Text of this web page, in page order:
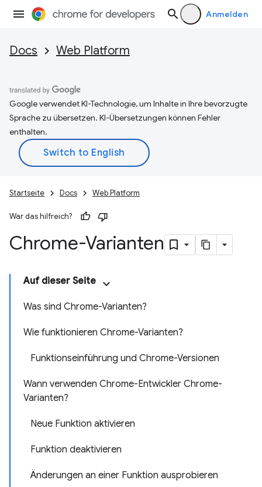
Anmelden
Docs Web Platform
Google verwendet KI-Technologie, um Inhalte in Ihre bevorzugte
Sprache zu übersetzen. KI-Übersetzungen können Fehler
enthalten.
Startseite Docs Web Platform
War das hilfreich?
Chrome-Varianten
Auf dieser Seite
Was sind Chrome-Varianten?
Wie funktionieren Chrome-Varianten?
Funktionseinführung und Chrome-Versionen
Wann verwenden Chrome-Entwickler Chrome-
Varianten?
Neue Funktion aktivieren
Funktion deaktivieren
Änderungen an einer Funktion ausprobieren